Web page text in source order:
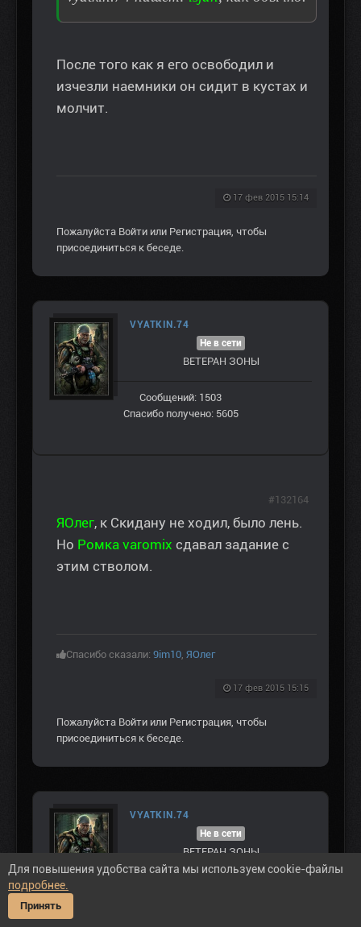
После того как я его освободил и
изчезли наемники он сидит в кустах и
молчит.
17 фев 2015 15:14
Пожалуйста Войти или Регистрация , чтобы
присоединиться к беседе.
VYATKIN.74
Не в сети
ВЕТЕРАН ЗOНЫ
Сообщений: 1503
Спасибо получено: 5605
ЯОлег, к Скидану не ходил, было лень.
Но Ромка varomix сдавал задание с
этим стволом.
Спасибо сказали: 9im10 ЯОлег
17 фев 2015 15:15
#132164
Пожалуйста Войти или Регистрация , чтобы
присоединиться к беседе.
VYATKIN.74
Не в сети
ВЕТЕРАН ЗOНЫ
Для повышения удобства сайта мы используем cookie-файлы
подробнее.
Принять